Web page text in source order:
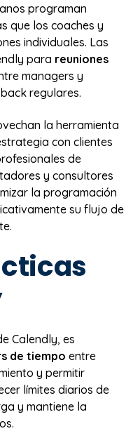
programan
que los coaches y
individuales. Las
para reuniones
managers y
regulares.
la herramienta
con clientes
de
y consultores
la programación
su flujo de
Calendly, es
de tiempo entre
y permitir
límites diarios de
y mantiene la